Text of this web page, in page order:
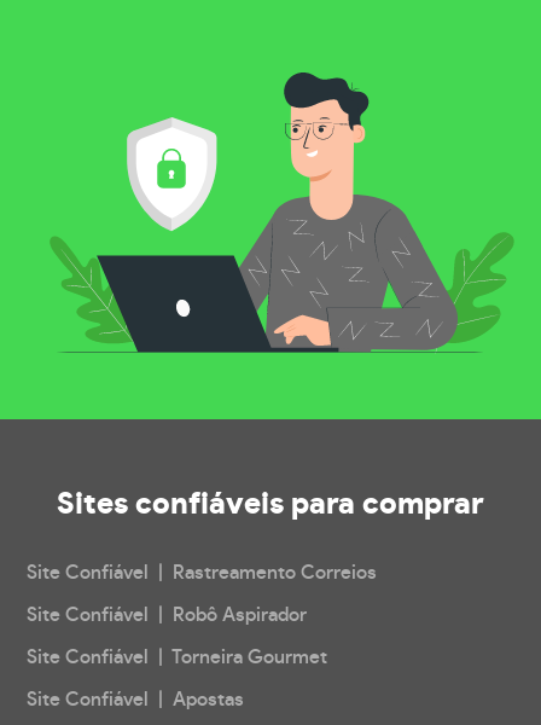
Sites confiáveis para comprar
Site Confiável | Rastreamento Correios
Site Confiável | Robô Aspirador
Site Confiável | Torneira Gourmet
Site Confiável | Apostas